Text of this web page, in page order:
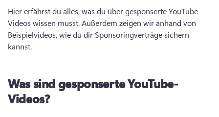
Hier erfährst du alles, was du über gesponserte YouTube-
Videos wissen musst. Außerdem zeigen wir anhand von
Beispielvideos, wie du dir Sponsoringverträge sichern
kannst.
Was sind gesponserte YouTube-
Videos?